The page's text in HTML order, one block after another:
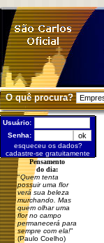
O quê procura?
Usuário:
Senha:
esqueceu os dados?
cadastre-se gratuitamente
Pensamento
do dia:
"Quem tenta
possuir uma flor
verá sua beleza
murchando. Mas
quem olhar uma
flor no campo
permanecerá para
sempre com ela!"
(Paulo Coelho)